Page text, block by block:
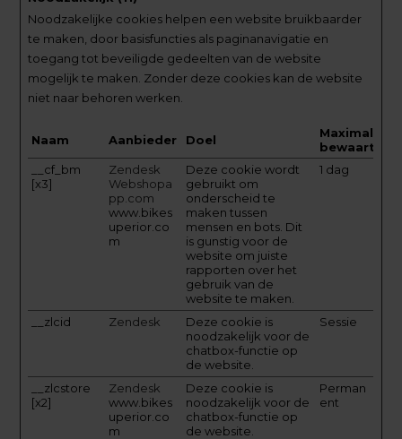
Noodzakelijke cookies helpen een website bruikbaarder
te maken, door basisfuncties als paginanavigatie en
toegang tot beveiligde gedeelten van de website
mogelijk te maken. Zonder deze cookies kan de website
niet naar behoren werken.
Naam Aanbieder Doel
Maximale
__cf_bm
[x3]
Zendesk
Webshopa
pp.com
www.bikes
uperior.co
m
Deze cookie wordt
gebruikt om
onderscheid te
maken tussen
mensen en bots. Dit
is gunstig voor de
website om juiste
rapporten over het
gebruik van de
website te maken.
1 dag
__zlcid Zendesk
Deze cookie is
noodzakelijk voor de
chatbox-functie op
de website.
Sessie
__zlcstore
[x2]
Zendesk
www.bikes
uperior.co
m
Deze cookie is
noodzakelijk voor de
chatbox-functie op
de website.
Perman
ent